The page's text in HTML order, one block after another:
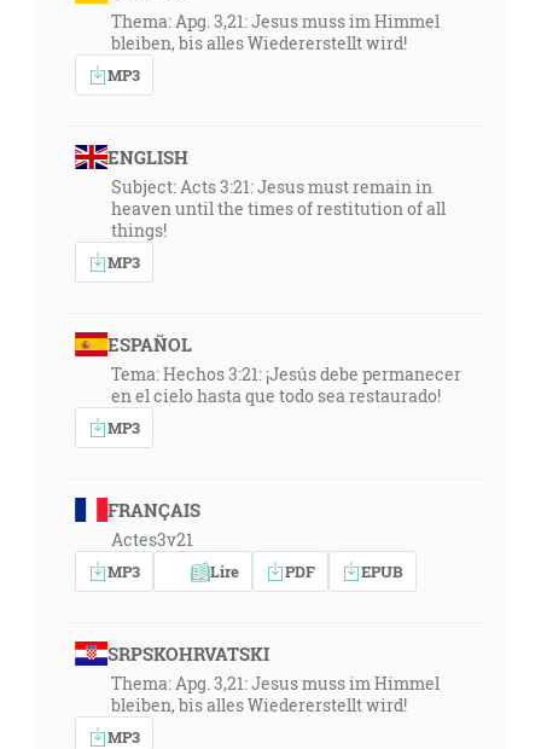
Thema: Apg. 3,21: Jesus muss im Himmel
bleiben, bis alles Wiedererstellt wird!
MP3
ENGLISH
Subject: Acts 3:21: Jesus must remain in
heaven until the times of restitution of all
things!
MP3
ESPAÑOL
Tema: Hechos 3:21: ¡Jesús debe permanecer
en el cielo hasta que todo sea restaurado!
MP3
FRANÇAIS
Actes3v21
MP3 Lire PDF EPUB
SRPSKOHRVATSKI
Thema: Apg. 3,21: Jesus muss im Himmel
bleiben, bis alles Wiedererstellt wird!
MP3